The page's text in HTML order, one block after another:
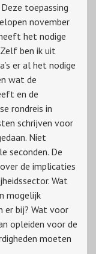
toepassing
november
het nodige
ben ik uit
er al het nodige
wat de
en de
rondreis in
schrijven voor
Niet
seconden. De
de implicaties
Wat
mogelijk
er bij? Wat voor
opleiden voor de
moeten